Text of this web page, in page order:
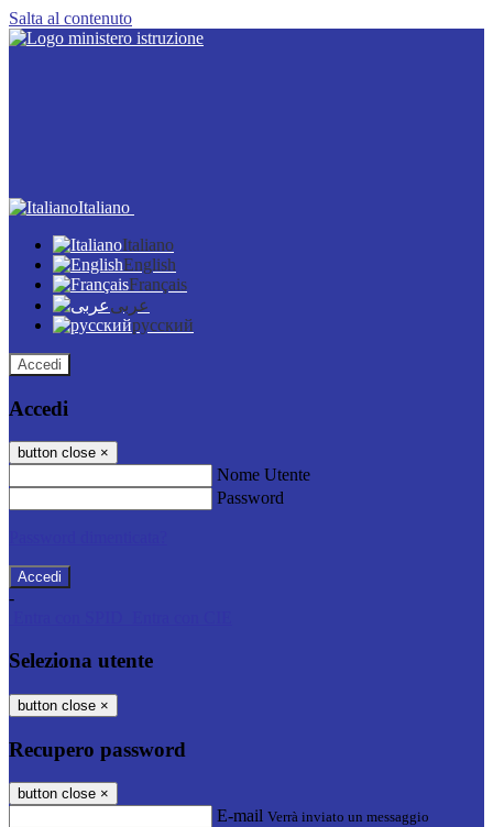
Salta al contenuto
Italiano
Italiano
English
Français
عربى
русский
Accedi
Accedi
button close ×
Nome Utente
Password
-
Seleziona utente
button close ×
Recupero password
button close ×
E-mail Verrà inviato un messaggio